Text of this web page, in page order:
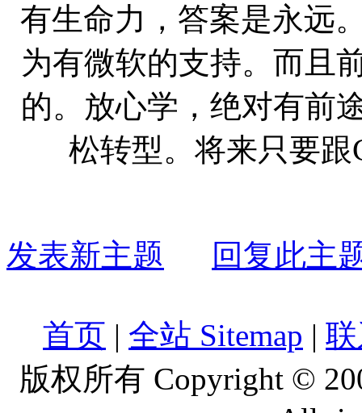
有生命力，答案是永远
为有微软的支持。而且
的。放心学，绝对有前
松转型。将来只要
发表新主题 回复此主
首页 | 全站 Sitemap |
版权所有 Copyright ©